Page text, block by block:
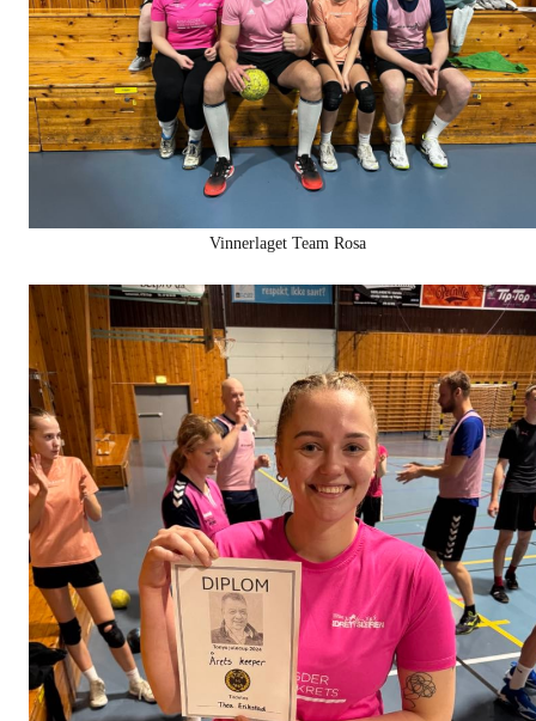
Vinnerlaget Team Rosa